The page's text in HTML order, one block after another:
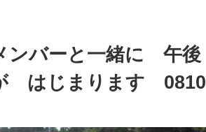
ンバーと一緒に 午後
はじまります 0810